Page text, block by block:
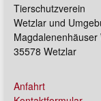
Tierschutzverein
Wetzlar und
Magdalenenhäuser
35578 Wetzlar
Anfahrt